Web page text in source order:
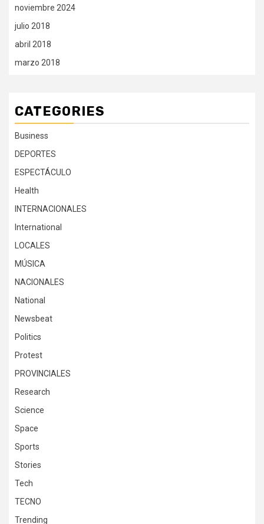
noviembre 2024
julio 2018
abril 2018
marzo 2018
CATEGORIES
Business
DEPORTES
ESPECTÁCULO
Health
INTERNACIONALES
International
LOCALES
MÚSICA
NACIONALES
National
Newsbeat
Politics
Protest
PROVINCIALES
Research
Science
Space
Sports
Stories
Tech
TECNO
Trending